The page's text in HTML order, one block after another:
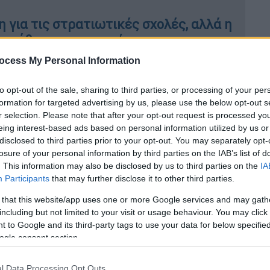
My Personal Information
opt-out of the sale, sharing to third parties, or processing of your
for targeted advertising by us, please use the below opt-out
selection. Please note that after your opt-out request is processed
interest-based ads based on personal information utilized by us
to third parties prior to your opt-out. You may separately
of your personal information by third parties on the IAB’s list of
This information may also be disclosed by us to third parties on the
Participants that may further disclose it to other third parties.
that this website/app uses one or more Google services and may
but not limited to your visit or usage behaviour. You may
to Google and its third-party tags to use your data for below
consent section.
τις στρατιωτικές σχολές, αλλά η
τους υποψήφιους
καθώς λόγω της καθιέρωσης της
να εμφανίζονται κενές θέσεις στις σχολές
οι κενές θέσεις έφτασαν στις 460. Οι
περιζήτητες καθώς οι νέοι
καλή και σταθερή επαγγελματική
προβλήματα που υπάρχουν με τις ίδιες
στις Ένοπλες Δυνάμεις,
τις συγκεκριμένες σπουδές
σοβαρό κίνητρο για να το κάνουν. Τώρα
Εθνικής Άμυνας σε συνεργασία με
σε ανακοινώσεις